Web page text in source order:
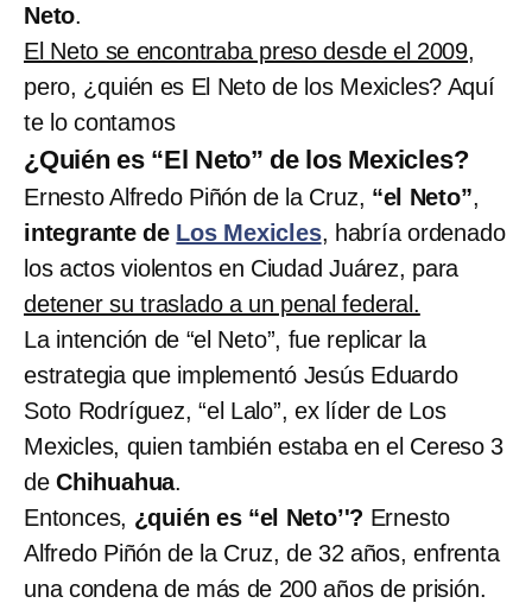
Neto.
El Neto se encontraba preso desde el 2009,
pero, ¿quién es El Neto de los Mexicles? Aquí
te lo contamos
¿Quién es “El Neto” de los Mexicles?
Ernesto Alfredo Piñón de la Cruz, “el Neto”,
integrante de Los Mexicles, habría ordenado
los actos violentos en Ciudad Juárez, para
detener su traslado a un penal federal.
La intención de “el Neto”, fue replicar la
estrategia que implementó Jesús Eduardo
Soto Rodríguez, “el Lalo”, ex líder de Los
Mexicles, quien también estaba en el Cereso 3
de Chihuahua.
Entonces, ¿quién es “el Neto’'? Ernesto
Alfredo Piñón de la Cruz, de 32 años, enfrenta
una condena de más de 200 años de prisión.